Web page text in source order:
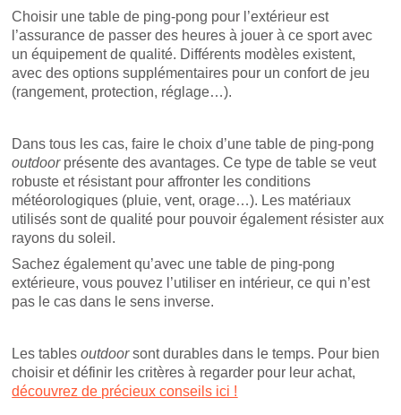
Choisir une table de ping-pong pour l’extérieur est
l’assurance de passer des heures à jouer à ce sport avec
un équipement de qualité. Différents modèles existent,
avec des options supplémentaires pour un confort de jeu
(rangement, protection, réglage…).
Dans tous les cas, faire le choix d’une table de ping-pong
outdoorprésente des avantages. Ce type de table se veut
robuste et résistant pour affronter les conditions
météorologiques (pluie, vent, orage…). Les matériaux
utilisés sont de qualité pour pouvoir également résister aux
rayons du soleil.
Sachez également qu’avec une table de ping-pong
extérieure, vous pouvez l’utiliser en intérieur, ce qui n’est
pas le cas dans le sens inverse.
Les tablesoutdoorsont durables dans le temps. Pour bien
choisir et définir les critères à regarder pour leur achat,
découvrez de précieux conseils ici !